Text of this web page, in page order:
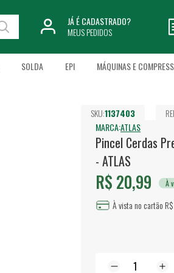
JÁ É CADASTRADO?
MEUS PEDIDOS
SOLDA EPI MÁQUINAS E
SKU:1137403
MARCA:ATLAS
Pincel Cerdas
- ATLAS
R$ 20,99 À
À vista no cartão